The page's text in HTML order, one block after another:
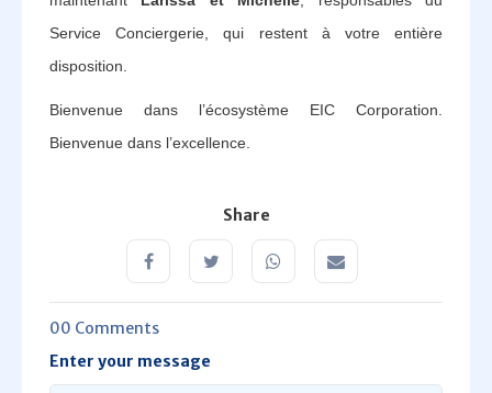
Service Conciergerie, qui restent à votre entière
disposition.
Bienvenue dans l’écosystème EIC Corporation.
Bienvenue dans l’excellence.
Share
00 Comments
Enter your message